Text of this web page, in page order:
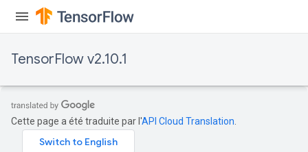
TensorFlow v2.10.1
Cette page a été traduite par l'API Cloud Translation